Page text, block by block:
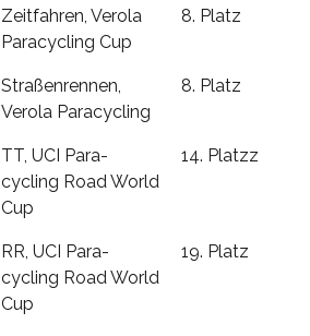
Zeitfahren, Verola
Paracycling Cup
8. Platz
Straßenrennen,
Verola Paracycling
8. Platz
TT, UCI Para-
cycling Road World
Cup
14. Platzz
RR, UCI Para-
cycling Road World
Cup
19. Platz